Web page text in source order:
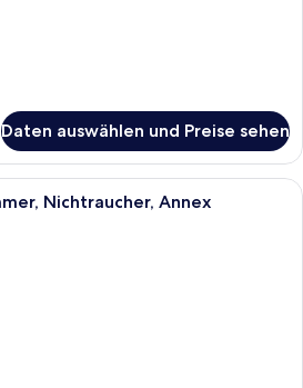
Daten auswählen und Preise sehen
Ein modernes Wohnzimmer mit
Nichtraucher, Annex